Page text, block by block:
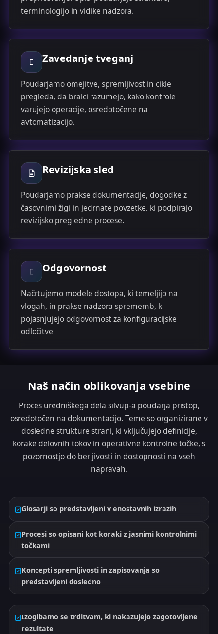
terminologijo in vidike nadzora.
Zavedanje tveganj
Poudarjamo omejitve, spremljivost in cikle
pregleda, da bralci razumejo, kako kontrole
varujejo operacije, osredotočene na
avtomatizacijo.
Revizijska sled
Poudarjamo prakse dokumentacije, dogodke z
časovnimi žigi in jedrnate povzetke, ki podpirajo
revizijsko pregledne procese.
Odgovornost
Načrtujemo modele dostopa, ki temeljijo na
vlogah, in prakse nadzora sprememb, ki
pojasnjujejo odgovornost za konfiguracijske
odločitve.
Naš način oblikovanja vsebine
Proces uredniškega dela silvup-a poudarja pristop,
osredotočen na dokumentacijo. Teme so organizirane v
dosledne strukture strani, ki vključujejo definicije,
korake delovnih tokov in operativne kontrolne točke, s
pozornostjo do berljivosti in dostopnosti na vseh
napravah.
Glosarji so predstavljeni v enostavnih izrazih
Procesi so opisani kot koraki z jasnimi kontrolnimi
točkami
Koncepti spremljivosti in zapisovanja so
predstavljeni dosledno
Izogibamo se trditvam, ki nakazujejo zagotovljene
rezultate